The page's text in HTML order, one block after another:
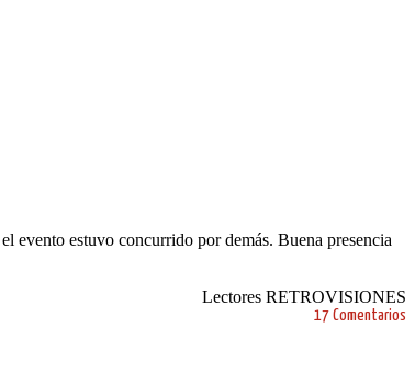
evento estuvo concurrido por demás. Buena presencia
Lectores RETROVISIONES
17 Comentarios